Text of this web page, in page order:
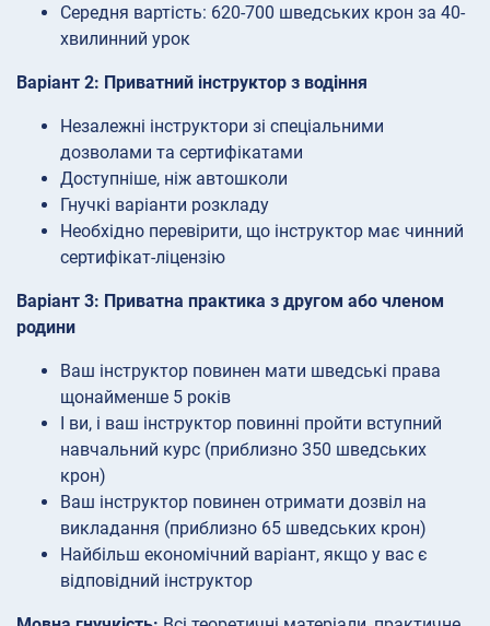
Середня вартість: 620-700 шведських крон за 40-
хвилинний урок
Варіант 2: Приватний інструктор з водіння
Незалежні інструктори зі спеціальними
дозволами та сертифікатами
Доступніше, ніж автошколи
Гнучкі варіанти розкладу
Необхідно перевірити, що інструктор має чинний
сертифікат-ліцензію
Варіант 3: Приватна практика з другом або членом
родини
Ваш інструктор повинен мати шведські права
щонайменше 5 років
І ви, і ваш інструктор повинні пройти вступний
навчальний курс (приблизно 350 шведських
крон)
Ваш інструктор повинен отримати дозвіл на
викладання (приблизно 65 шведських крон)
Найбільш економічний варіант, якщо у вас є
відповідний інструктор